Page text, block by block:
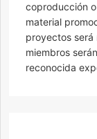
coproducción
material
proyectos
miembros
reconocida